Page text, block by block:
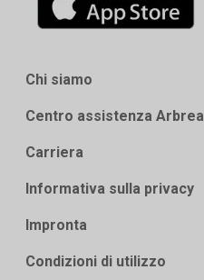
Chi siamo
Centro assistenza Arbrea
Carriera
Informativa sulla privacy
Impronta
Condizioni di utilizzo